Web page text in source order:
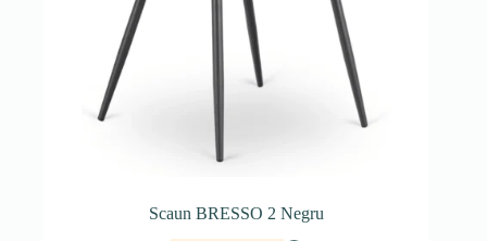
Scaun BRESSO 2 Negru